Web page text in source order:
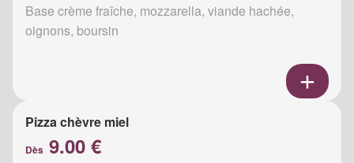
Base crème fraîche, mozzarella, viande hachée,
oignons, boursin
Pizza chèvre miel
Dès 9.00 €